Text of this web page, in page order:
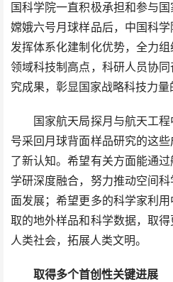
国科学院一直积极承担和参与
嫦娥六号月球样品后，中国科学
发挥体系化建制化优势，全力
领域科技制高点，科研人员协
究成果，彰显国家战略科技力量
国家航天局探月与航天工程
号采回月球背面样品研究的这
了新认知。希望有关方面能通
学研深度融合，努力推动空间
面发展；希望更多的科学家利
取的地外样品和科学数据，取
人类社会，拓展人类文明。
取得多个首创性关键进展